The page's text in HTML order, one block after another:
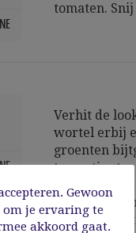
tomaten.
Verhit de
wortel erbij
groenten
tomaatjes
Giet de
erover.
hoog vuur
Gewoon
je ervaring te
akkoord gaat.